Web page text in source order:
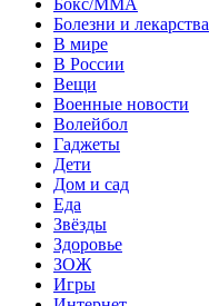
Болезни и лекарства
В мире
В России
Вещи
Военные новости
Волейбол
Гаджеты
Дети
Дом и сад
Еда
Звёзды
Здоровье
ЗОЖ
Игры